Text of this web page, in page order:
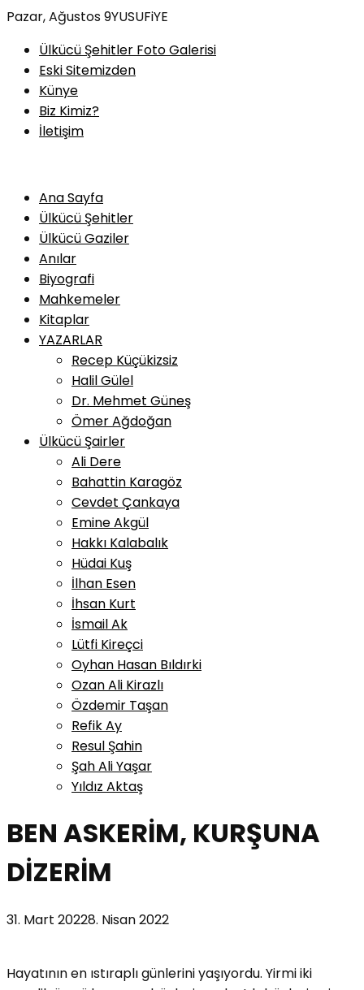
Skip
content
Pazar, Ağustos 9YUSUFiYE
Ülkücü Şehitler Foto Galerisi
Eski Sitemizden
Künye
Biz Kimiz?
İletişim
Ana Sayfa
Ülkücü Şehitler
Ülkücü Gaziler
Anılar
Biyografi
Mahkemeler
Kitaplar
YAZARLAR
Recep Küçükizsiz
Halil Gülel
Dr. Mehmet Güneş
Ömer Ağdoğan
Ülkücü Şairler
Ali Dere
Bahattin Karagöz
Cevdet Çankaya
Emine Akgül
Hakkı Kalabalık
Hüdai Kuş
İlhan Esen
İhsan Kurt
İsmail Ak
Lütfi Kireçci
Oyhan Hasan Bıldırki
Ozan Ali Kirazlı
Özdemir Taşan
Refik Ay
Resul Şahin
Şah Ali Yaşar
Yıldız Aktaş
BEN ASKERİM, KURŞUNA
DİZERİM
31. Mart 20228. Nisan 2022
Hayatının en ıstıraplı günlerini yaşıyordu. Yirmi iki